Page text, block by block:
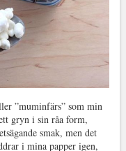
”muminfärs” som min
gryn i sin råa form,
smak, men det
i mina papper igen,